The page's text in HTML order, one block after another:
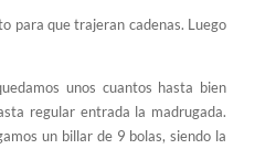
para que trajeran cadenas. Luego
unos cuantos hasta bien
regular entrada la madrugada.
un billar de 9 bolas, siendo la